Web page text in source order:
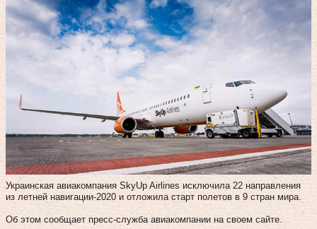
Украинская авиакомпания SkyUp Airlines исключила 22 направления
из летней навигации-2020 и отложила старт полетов в 9 стран мира.
Об этом сообщает пресс-служба авиакомпании на своем сайте.